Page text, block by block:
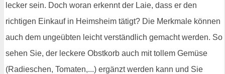
lecker sein. Doch woran erkennt der Laie, dass er den
richtigen Einkauf in Heimsheim tätigt? Die Merkmale können
auch dem ungeübten leicht verständlich gemacht werden. So
sehen Sie, der leckere Obstkorb auch mit tollem Gemüse
(Radieschen, Tomaten,...) ergänzt werden kann und Sie